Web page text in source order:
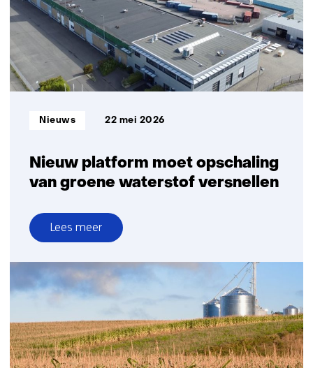
energiesysteem
op
de
Noordzee
Nieuw platform moet opschaling
van groene waterstof versnellen
Informatietype:
Nieuws 22 mei 2026
Lees meer
over
Nieuw
platform
moet
van
groene
waterstof